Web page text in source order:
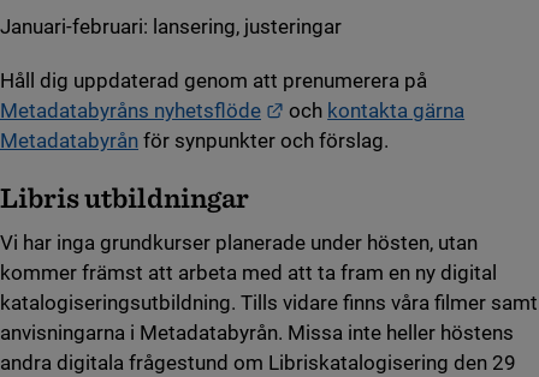
Januari-februari: lansering, justeringar
Håll dig uppdaterad genom att prenumerera på
Metadatabyråns nyhetsflöde
Länk till annan webbplats.
och kontakta gärna
Metadatabyrån för synpunkter och förslag.
Libris utbildningar
Vi har inga grundkurser planerade under hösten, utan
kommer främst att arbeta med att ta fram en ny digital
katalogiseringsutbildning. Tills vidare finns våra filmer samt
anvisningarna i Metadatabyrån. Missa inte heller höstens
andra digitala frågestund om Libriskatalogisering den 29